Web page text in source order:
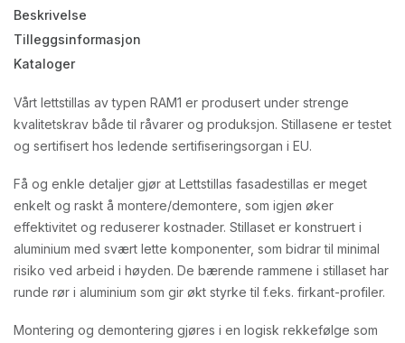
Beskrivelse
Tilleggsinformasjon
Kataloger
Vårt lettstillas av typen RAM1 er produsert under strenge
kvalitetskrav både til råvarer og produksjon. Stillasene er testet
og sertifisert hos ledende sertifiseringsorgan i EU.
Få og enkle detaljer gjør at Lettstillas fasadestillas er meget
enkelt og raskt å montere/demontere, som igjen øker
effektivitet og reduserer kostnader. Stillaset er konstruert i
aluminium med svært lette komponenter, som bidrar til minimal
risiko ved arbeid i høyden. De bærende rammene i stillaset har
runde rør i aluminium som gir økt styrke til f.eks. firkant-profiler.
Montering og demontering gjøres i en logisk rekkefølge som